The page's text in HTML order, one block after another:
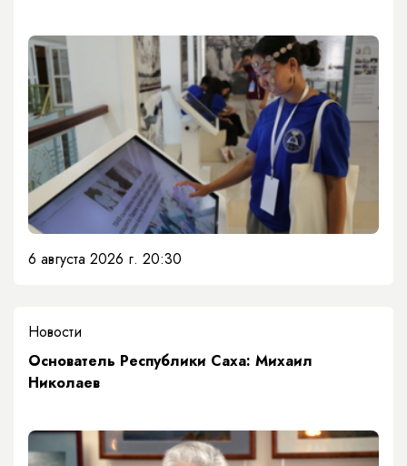
6 августа 2026 г. 20:30
Новости
Основатель Республики Саха: Михаил
Николаев